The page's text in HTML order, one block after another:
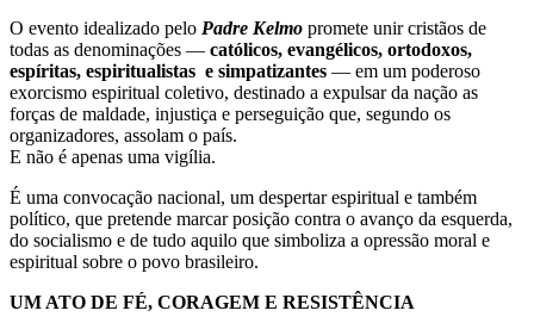
O evento idealizado pelo Padre Kelmo promete unir cristãos de
todas as denominações — católicos, evangélicos, ortodoxos,
espíritas, espiritualistas e simpatizantes — em um poderoso
exorcismo espiritual coletivo, destinado a expulsar da nação as
forças de maldade, injustiça e perseguição que, segundo os
organizadores, assolam o país.
E não é apenas uma vigília.
É uma convocação nacional, um despertar espiritual e também
político, que pretende marcar posição contra o avanço da esquerda,
do socialismo e de tudo aquilo que simboliza a opressão moral e
espiritual sobre o povo brasileiro.
UM ATO DE FÉ, CORAGEM E RESISTÊNCIA